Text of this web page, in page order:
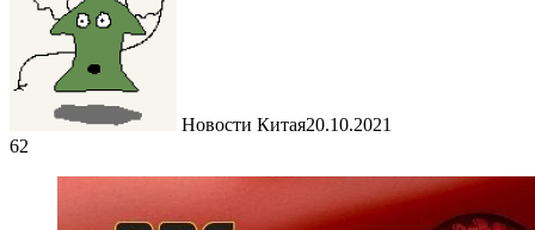
Новости Китая20.10.2021
62